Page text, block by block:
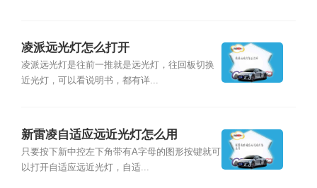
凌派远光灯怎么打开
凌派远光灯是往前一推就是远光灯，往回板切换
近光灯，可以看说明书，都有详...
新雷凌自适应远近光灯怎么用
只要按下新中控左下角带有A字母的图形按键就可
以打开自适应远近光灯，自适...